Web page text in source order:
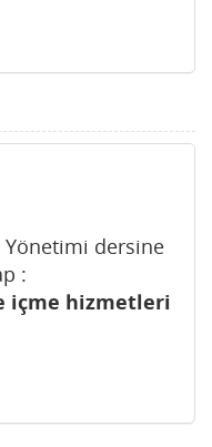
Yönetimi dersine
:
içme hizmetleri